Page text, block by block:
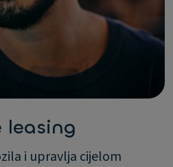
leasing
i upravlja cijelom